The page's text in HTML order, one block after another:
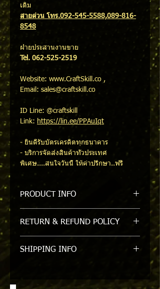
เติม
สายด่วน โทร.092-545-5588,089-816-
8548
ฝ่ายประสานงานขาย
Tel. 062-525-2519
Website: www.CraftSkill.co ,
Email: sales@craftskill.co
ID Line: @craftskill
Link: https://lin.ee/PPAuIqt
- ยินดีรับบัตรเครดิตทุกธนาคาร
- บริการจัดส่งสินค้าทั่วประเทศ
พิเศษ....สนใจวันนี้ ให้คำปรึกษา..ฟรี
PRODUCT INFO
ปลอกแขนเชื่อม อย่างดี
RETURN & REFUND POLICY
สิทธิ์ในการคืนหรือเปลี่ยนสินค้าที่ถูกแกะ
SHIPPING INFO
ภายใน 1-2 วัน (กรุงเทพฯและปริมณฑล)